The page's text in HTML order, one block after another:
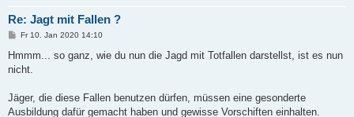
Re: Jagt mit Fallen ?
B
i
r
Fr 10. Jan 2020 14:10
Hmmm... so ganz, wie du nun die Jagd mit Totfallen darstellst, ist es nun
nicht.
Jäger, die diese Fallen benutzen dürfen, müssen eine gesonderte
Ausbildung dafür gemacht haben und gewisse Vorschiften einhalten.